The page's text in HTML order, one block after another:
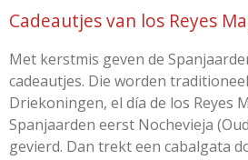
Cadeautjes van los Reyes
Met kerstmis geven de
cadeautjes. Die worden
Driekoningen, el día de los Reyes
Spanjaarden eerst Nochevieja
gevierd. Dan trekt een cabalgata